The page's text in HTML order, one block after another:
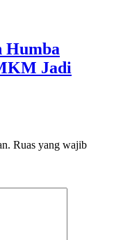
Humba
Jadi
Ruas yang wajib